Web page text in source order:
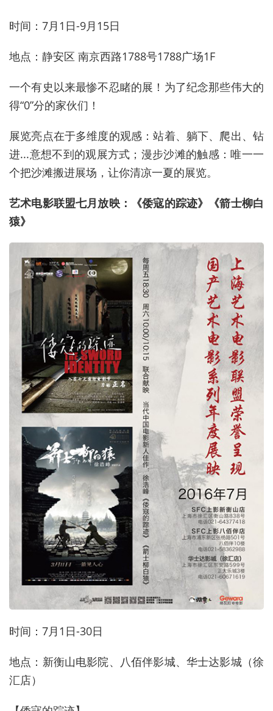
时间：7月1日-9月15日
地点：静安区 南京西路1788号1788广场1F
一个有史以来最惨不忍睹的展！为了纪念那些伟大的
得“0”分的家伙们！
展览亮点在于多维度的观感：站着、躺下、爬出、钻
进...意想不到的观展方式；漫步沙滩的触感：唯一一
个把沙滩搬进展场，让你清凉一夏的展览。
艺术电影联盟七月放映：《倭寇的踪迹》《箭士柳白
猿》
时间：7月1日-30日
地点：新衡山电影院、八佰伴影城、华士达影城（徐
汇店）